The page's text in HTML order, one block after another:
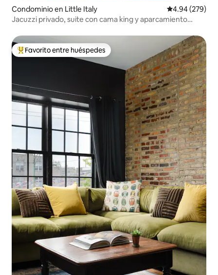
Condominio en Little Italy Calificación
4.94 (279)
Jacuzzi privado, suite con cama king y aparcamiento
De los mejores en Favorito entre huéspedes
Favorito entre huéspedes